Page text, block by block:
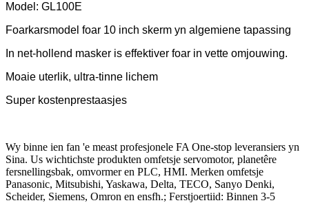
Model: GL100E
Foarkarsmodel foar 10 inch skerm yn algemiene tapassing
In net-hollend masker is effektiver foar in vette omjouwing.
Moaie uterlik, ultra-tinne lichem
Super kostenprestaasjes
Wy binne ien fan 'e meast profesjonele FA One-stop leveransiers yn
Sina. Us wichtichste produkten omfetsje servomotor, planetêre
fersnellingsbak, omvormer en PLC, HMI. Merken omfetsje
Panasonic, Mitsubishi, Yaskawa, Delta, TECO, Sanyo Denki,
Scheider, Siemens, Omron en ensfh.; Ferstjoertiid: Binnen 3-5